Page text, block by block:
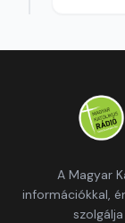
A Magyar
információkkal,